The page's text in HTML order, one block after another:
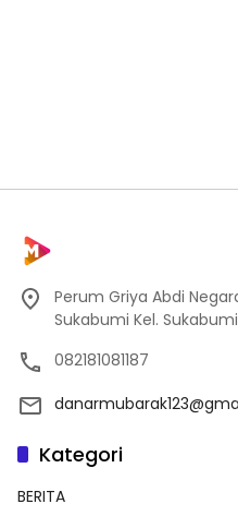
Perum Griya Abdi
Sukabumi Kel.
082181081187
Kategori
BERITA